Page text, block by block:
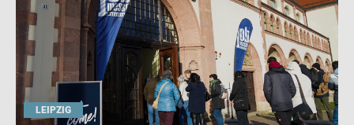
LEIPZIG